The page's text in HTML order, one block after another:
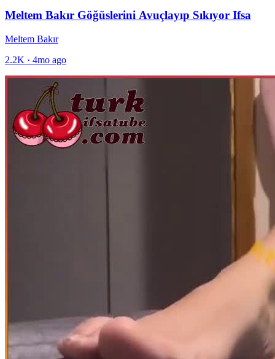
Meltem Bakır Göğüslerini Avuçlayıp Sıkıyor Ifsa
Meltem Bakır
2.2K · 4mo ago